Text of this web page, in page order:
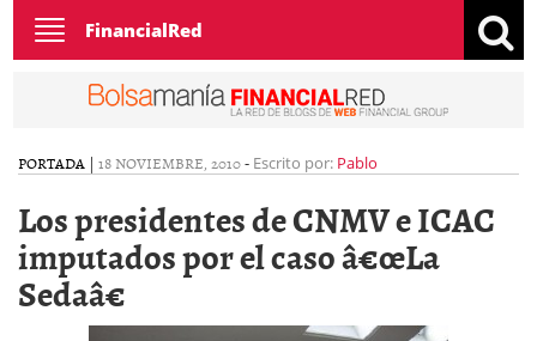
Toggle
navigation
FinancialRed
PORTADA | 18 NOVIEMBRE, 2010- Escrito por: Pablo
Los presidentes de CNMV e ICAC
imputados por el caso â€œLa
Sedaâ€